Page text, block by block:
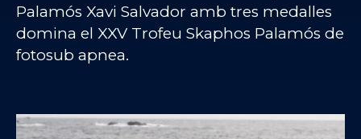
Palamós Xavi Salvador amb tres medalles
domina el XXV Trofeu Skaphos Palamós de
fotosub apnea.